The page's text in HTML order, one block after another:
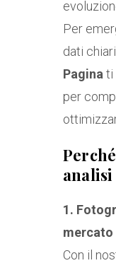
Per
dati
Pagina ti
per
analisi
1.
mercato
Con il